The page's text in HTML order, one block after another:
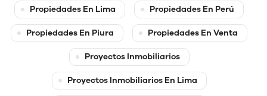
Propiedades En Lima Propiedades En Perú
Propiedades En Piura Propiedades En Venta
Proyectos Inmobiliarios
Proyectos Inmobiliarios En Lima